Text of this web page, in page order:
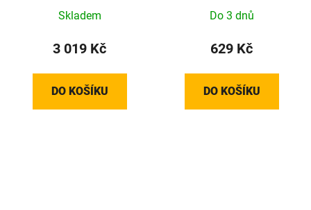
Skladem
3 019 Kč
DO KOŠÍKU
Do 3 dnů
629 Kč
DO KOŠÍKU